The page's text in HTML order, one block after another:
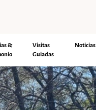
&
Visitas
Guiadas
Noticias